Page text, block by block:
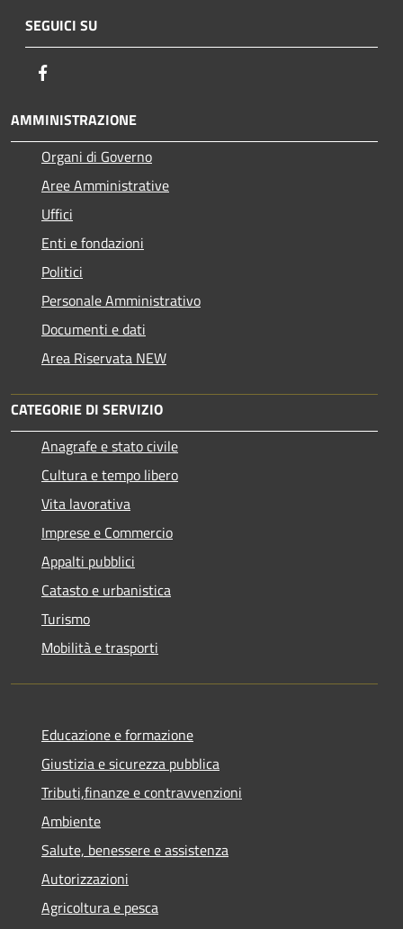
SEGUICI SU
AMMINISTRAZIONE
Organi di Governo
Aree Amministrative
Uffici
Enti e fondazioni
Politici
Personale Amministrativo
Documenti e dati
Area Riservata NEW
CATEGORIE DI SERVIZIO
Anagrafe e stato civile
Cultura e tempo libero
Vita lavorativa
Imprese e Commercio
Appalti pubblici
Catasto e urbanistica
Turismo
Mobilità e trasporti
Educazione e formazione
Giustizia e sicurezza pubblica
Tributi,finanze e contravvenzioni
Ambiente
Salute, benessere e assistenza
Autorizzazioni
Agricoltura e pesca